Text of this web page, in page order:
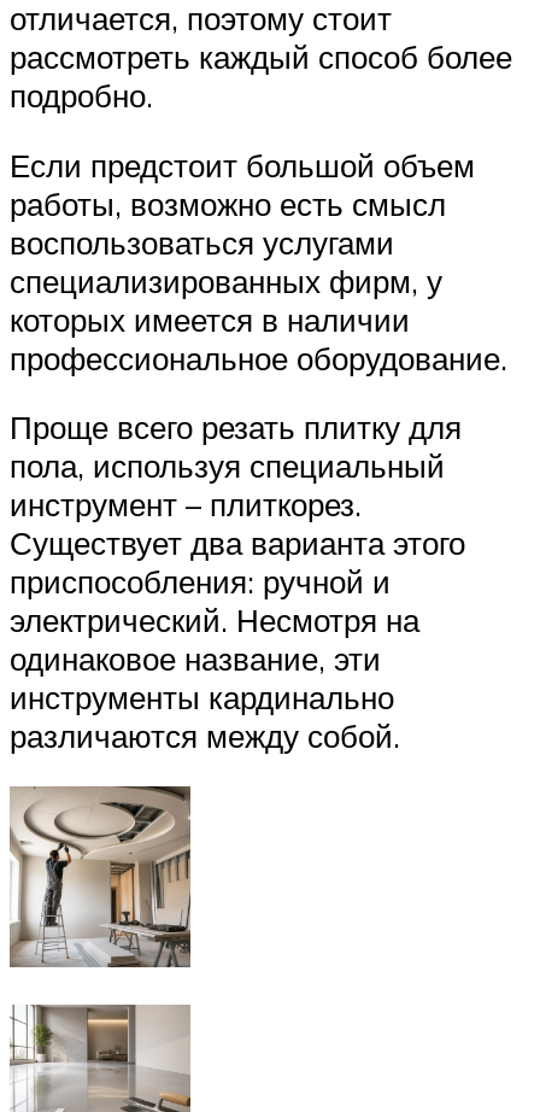
отличается, поэтому стоит
рассмотреть каждый способ более
подробно.
Если предстоит большой объем
работы, возможно есть смысл
воспользоваться услугами
специализированных фирм, у
которых имеется в наличии
профессиональное оборудование.
Проще всего резать плитку для
пола, используя специальный
инструмент – плиткорез.
Существует два варианта этого
приспособления: ручной и
электрический. Несмотря на
одинаковое название, эти
инструменты кардинально
различаются между собой.